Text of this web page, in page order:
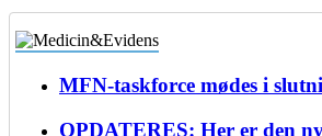
MFN-taskforce mødes i
OPDATERES: Her er den